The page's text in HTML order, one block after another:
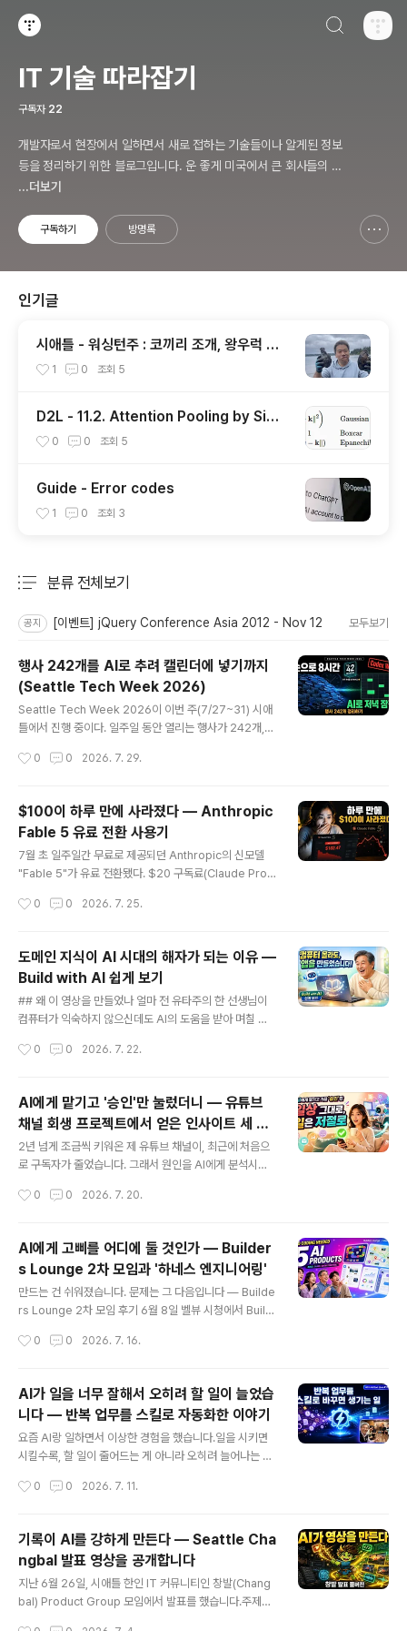
IT 기술 따라잡기
구독자 22
개발자로서 현장에서 일하면서 새로 접하는 기술들이나 알게된 정보
등을 정리하기 위한 블로그입니다. 운 좋게 미국에서 큰 회사들의 프
로젝트에서 컬설턴트로 일하고 있어서 새로운 기술들을 접할 기회가
분들과 정보를 공유하고 싶습니다.
...더보기
구독하기 방명록
인기글
시애틀 - 워싱턴주 : 코끼리 조개, 왕우럭 조
개, 굴, 홍합이 널려 있는 집 근처 해변.
1 0 조회 5
D2L - 11.2. Attention Pooling by Simil
arity
0 0 조회 5
Guide - Error codes
1 0 조회 3
분류 전체보기
공지 [이벤트] jQuery Conference Asia 2012 - Nov 12 모두보기
행사 242개를 AI로 추려 캘린더에 넣기까지
(Seattle Tech Week 2026)
Seattle Tech Week 2026이 이번 주(7/27~31) 시애
틀에서 진행 중이다. 일주일 동안 열리는 행사가 242개,
히려 고르기가 어려웠다. 갈 만한 게 없는 게 아니라, 관심
는 데 2분씩만 잡아도 8시간이 넘는다.이걸 AI에게 맡기는
과정에서, 같은 문제를 두 에이전트가 어떻게 다르게 접근
하는지 꽤 선명하게 볼 수 있었다. 결론부터 말하면 이번 건
은 명확히 Codex Win이었다.1. Claude Code가 막힌
지점처음 요청은 단순했다. "이 페이지에 있는 행사들을 정
다. 거기까지는 문제없었다. 그런데 각 ..
0 0 2026. 7. 29.
$100이 하루 만에 사라졌다 — Anthropic
Fable 5 유료 전환 사용기
7월 초 일주일간 무료로 제공되던 Anthropic의 신모델
"Fable 5"가 유료 전환됐다. $20 구독료(Claude Pro)
쓸 수 있는 구조다. 마침 $100짜리 무료 크레딧(9/19 만
피 쓸 거 제대로 실측해보기로 했다. 시작 잔액은 $25.08,
Monthly Spend Limit은 $20으로 걸어뒀다. "설마 이
걸 넘기겠어" 싶었다.첫날 저녁, 한도 118% 초과착각이었
다. 첫날 저녁, 슬라이드 컴포넌트 몇 개를 고치는 사이 Mo
nthly Spend Limit을 118% 초과했다는 메시지가 떴다.
다그때부터 이상..
0 0 2026. 7. 25.
도메인 지식이 AI 시대의 해자가 되는 이유 —
Build with AI 쉽게 보기
## 왜 이 영상을 만들었나 얼마 전 유타주의 한 선생님이
컴퓨터가 익숙하지 않으신데도 AI의 도움을 받아 며칠 만
든 건 자신의 인생 이야기를 말로 들려주면 녹음해서 글로
평생 쌓아온 경험 자체가 이미 충분한 재료였기 때문입니
다. 이 경험을 바탕으로, 시애틀의 송재희님이 정리하신 무
료 가이드 "Build with AI"를 쉽게 풀어 소개하는 영상을
만들었습니다. 대상은 개발자가 아니라, 자기 분야의 경험
다. https://youtu.be/T9BCpJ_ffzQ ## Build with ..
0 0 2026. 7. 22.
AI에게 맡기고 '승인'만 눌렀더니 — 유튜브
채널 회생 프로젝트에서 얻은 인사이트 세 가
지
2년 넘게 조금씩 키워온 제 유튜브 채널이, 최근에 처음으
로 구독자가 줄었습니다. 그래서 원인을 AI에게 분석시켜
시작합니다. https://youtu.be/uvR--_klsMg## 언어
니다. 저는 AI 번역이 좋아지고 유튜브 더빙 기능까지 나온
걸 보면서, 언어 장벽이 예전만큼 크지 않을 거라고 판단했
습니다. 그래서 같은 내용을 한국어 영상과 영어 영상, 두
버전으로 만들어 올려왔는데요. AI로 채널 데이터를 뜯어
보니, 이 판단 자체가 하락의 원인 중 하나였습니다. 시청자
개는 전략은 각 버전의 노출과 완청률을 동시에 갉아먹고
0 0 2026. 7. 20.
AI에게 고삐를 어디에 둘 것인가 — Builder
s Lounge 2차 모임과 '하네스 엔지니어링'
만드는 건 쉬워졌습니다. 문제는 그 다음입니다 — Builde
rs Lounge 2차 모임 후기 6월 8일 벨뷰 시청에서 Build
슬라이드 말고 만든 걸 가져올 것.다섯 분이 각자 AI로 만든
안 써본 분도 있었습니다. 그런데 다섯 개 모두 실제로 돌아
갔습니다.전체 영상(1시간 28분)은 아래에 있습니다. 이
글에서는 그날 나온 것들을 정리하고, 끝나고 나서도 계속
생각하게 된 두 가지 이야기를 덧붙입니다. https://yout
u.be/Racs4wG3BtA 이날 나온 다섯 개두뇌 훈련 보드
께 만든 보드게임입니다. 컴퓨터와..
0 0 2026. 7. 16.
AI가 일을 너무 잘해서 오히려 할 일이 늘었습
니다 — 반복 업무를 스킬로 자동화한 이야기
요즘 AI랑 일하면서 이상한 경험을 했습니다.일을 시키면
시킬수록, 할 일이 줄어드는 게 아니라 오히려 늘어나는 겁
왜 할 일이 늘어날까. 곰곰이 생각해보니 이유는 간단했습
속 떠오르는 거였습니다. 처리 속도가 빨라질수록 아이디
어도 빨라지고, 아이디어가 빨라지니까 할 일 목록도 같이
빨라지는 거죠.실험 ① — 반복되는 일들을 찾아서 자동화
하다그래서 이번 주에는 방향을 좀 바꿔봤습니다. 늘어난
0 0 2026. 7. 11.
기록이 AI를 강하게 만든다 — Seattle Cha
ngbal 발표 영상을 공개합니다
지난 6월 26일, 시애틀 한인 IT 커뮤니티인 창발(Chang
bal) Product Group 모임에서 발표를 했습니다.주제는